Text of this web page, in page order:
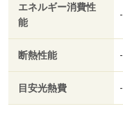
エネルギー消費性
能
-
断熱性能 -
目安光熱費 -